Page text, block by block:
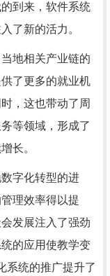
到来，软件系统
了新的活力。
地相关产业链的
了更多的就业机
，这也带动了周
等领域，形成了
长。
字化转型的进
理效率得以提
发展注入了强劲
的应用使教学变
系统的推广提升了